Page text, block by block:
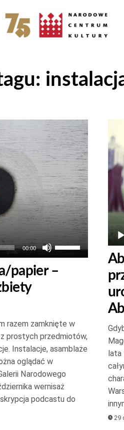
00:00
Używaj
strzałek
do
dołu
aby
lub
zmniejszyć
głośność.
papier –
razem zamknięte w
z prostych przedmiotów,
Instalacje, asamblaże
oglądać w
Narodowego
wernisaż
podcastu do
lata
29